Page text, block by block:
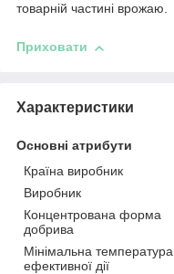
товарній частині врожаю.
Приховати
Характеристики
Основні атрибути
Країна виробник
Виробник
Концентрована форма
добрива
Мінімальна температура
ефективної дії